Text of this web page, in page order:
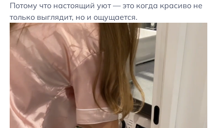
Потому что настоящий уют — это когда красиво не
только выглядит, но и ощущается.